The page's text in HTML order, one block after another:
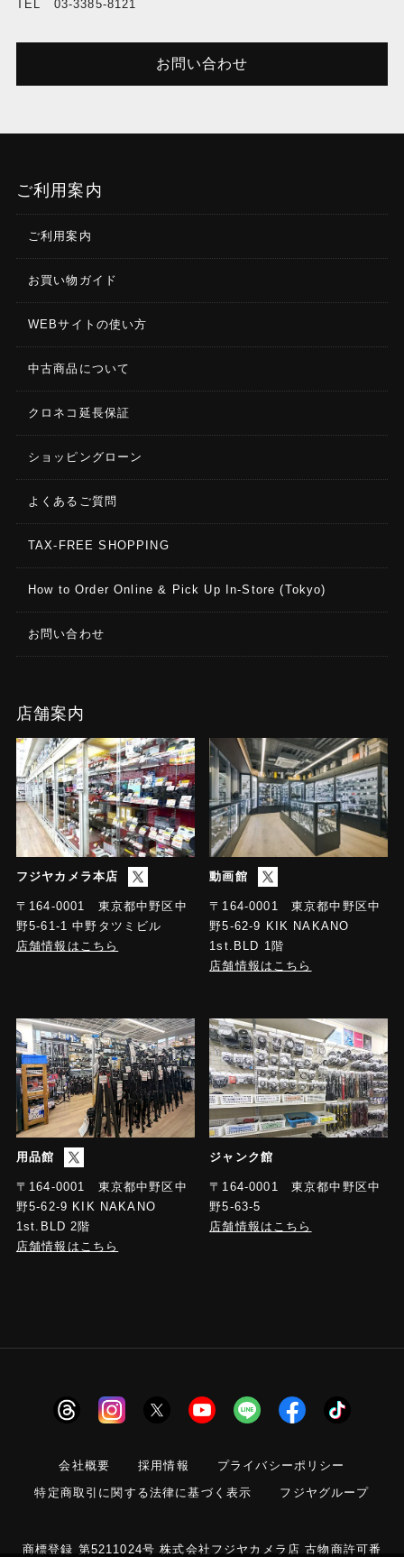
TEL 03-3385-8121
お問い合わせ
ご利用案内
ご利用案内
お買い物ガイド
WEBサイトの使い方
中古商品について
クロネコ延長保証
ショッピングローン
よくあるご質問
TAX-FREE SHOPPING
How to Order Online & Pick Up In-Store (Tokyo)
お問い合わせ
店舗案内
フジヤカメラ本店
〒164-0001 東京都中野区中
野5-61-1 中野タツミビル
店舗情報はこちら
動画館
〒164-0001 東京都中野区中
野5-62-9 KIK NAKANO
1st.BLD 1階
店舗情報はこちら
用品館
〒164-0001 東京都中野区中
野5-62-9 KIK NAKANO
1st.BLD 2階
店舗情報はこちら
ジャンク館
〒164-0001 東京都中野区中
野5-63-5
店舗情報はこちら
会社概要 採用情報
プライバシーポリシー
特定商取引に関する法律に基づく表示
フジヤグループ
商標登録 第5211024号 株式会社フジヤカメラ店 古物商許可番